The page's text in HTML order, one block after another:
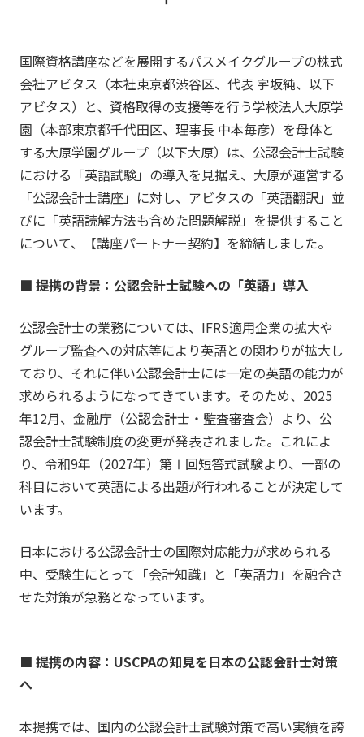
国際資格講座などを展開するパスメイクグループの株式
会社アビタス（本社東京都渋谷区、代表 宇坂純、以下
アビタス）と、資格取得の支援等を行う学校法人大原学
園（本部東京都千代田区、理事長 中本毎彦）を母体と
する大原学園グループ（以下大原）は、公認会計士試験
における「英語試験」の導入を見据え、大原が運営する
「公認会計士講座」に対し、アビタスの「英語翻訳」並
びに「英語読解方法も含めた問題解説」を提供すること
について、【講座パートナー契約】を締結しました。
■ 提携の背景：公認会計士試験への「英語」導入
公認会計士の業務については、IFRS適用企業の拡大や
グループ監査への対応等により英語との関わりが拡大し
ており、それに伴い公認会計士には一定の英語の能力が
求められるようになってきています。そのため、2025
年12月、金融庁（公認会計士・監査審査会）より、公
認会計士試験制度の変更が発表されました。これによ
り、令和9年（2027年）第Ⅰ回短答式試験より、一部の
科目において英語による出題が行われることが決定して
います。
日本における公認会計士の国際対応能力が求められる
中、受験生にとって「会計知識」と「英語力」を融合さ
せた対策が急務となっています。
■ 提携の内容：USCPAの知見を日本の公認会計士対策
へ
本提携では、国内の公認会計士試験対策で高い実績を誇